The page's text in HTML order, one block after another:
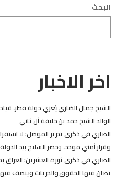
البحث
اخر الاخبار
الشيخ جمال الضاري يُعزي دولة قطر،
الوالد الشيخ حمد بن خليفة آل ثاني
الضاري في ذكرى تحرير الموصل: لا
وقرار أمني موحد، وحصر السلاح بيد
الضاري في ذكرى ثورة العشرين: العراق
تصان فيها الحقوق والحريات وينصف